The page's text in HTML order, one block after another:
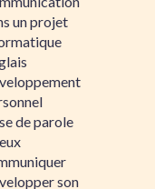
un projet
de parole
son